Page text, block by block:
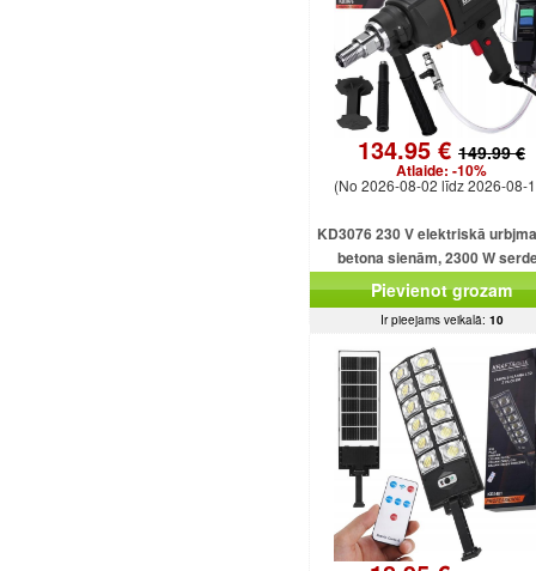
134.95 € 149.99 €
Atlaide: -10%
(No 2026-08-02 līdz 2026-08-
KD3076 230 V elektriskā
betona sienām, 2300 W
urbjmašīna ar dzesēšanu
Pievienot grozam
Ir pieejams veikalā: 10